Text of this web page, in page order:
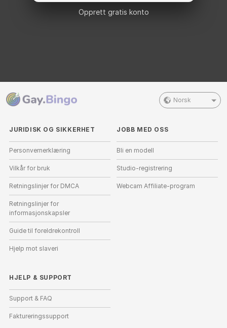
Opprett gratis konto
Norsk
JURIDISK OG SIKKERHET
Personvernerklæring
Vilkår for bruk
Retningslinjer for DMCA
Retningslinjer for
informasjonskapsler
Guide til foreldrekontroll
Hjelp mot slaveri
JOBB MED OSS
Bli en modell
Studio-registrering
Webcam Affiliate-program
HJELP & SUPPORT
Support & FAQ
Faktureringssupport